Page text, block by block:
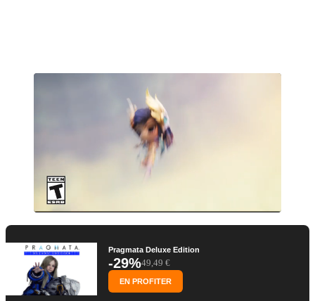
Pragmata Deluxe Edition
-29%49,49 €
EN PROFITER